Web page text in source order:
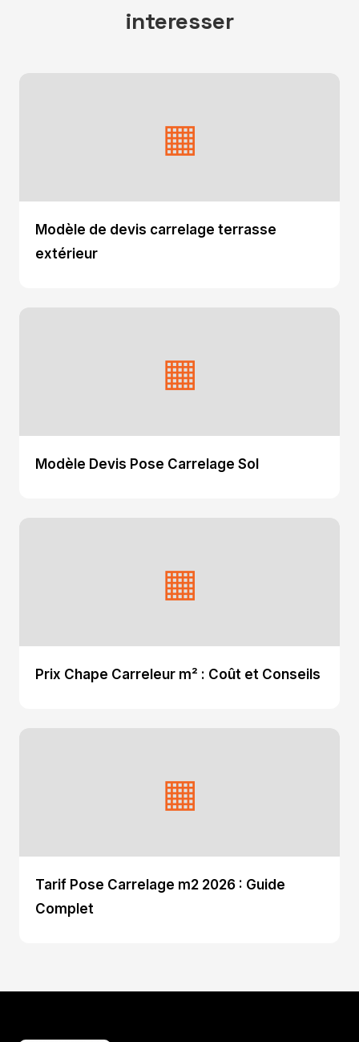
interesser
▦
Modèle de devis carrelage terrasse
extérieur
▦
Modèle Devis Pose Carrelage Sol
▦
Prix Chape Carreleur m² : Coût et Conseils
▦
Tarif Pose Carrelage m2 2026 : Guide
Complet